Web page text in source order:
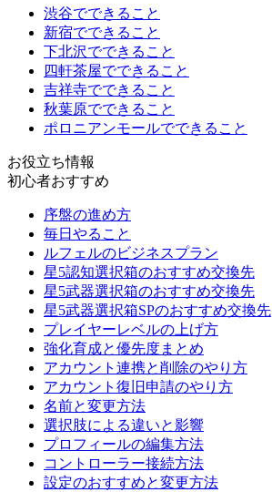
渋谷でできること
新宿でできること
下北沢でできること
四軒茶屋でできること
吉祥寺でできること
秋葉原でできること
ポロニアンモールでできること
お役立ち情報
初心者おすすめ
序盤の進め方
毎日やること
ルフェルのビジネスプラン
星5認知選択箱のおすすめ交換先
星5武器選択箱のおすすめ交換先
星5武器選択箱SPのおすすめ交換先
プレイヤーレベルの上げ方
強化育成と優先度まとめ
アカウント連携と削除のやり方
アカウント復旧申請のやり方
名前と変更方法
選択肢による違いと影響
プロフィールの編集方法
コントローラー接続方法
設定のおすすめと変更方法